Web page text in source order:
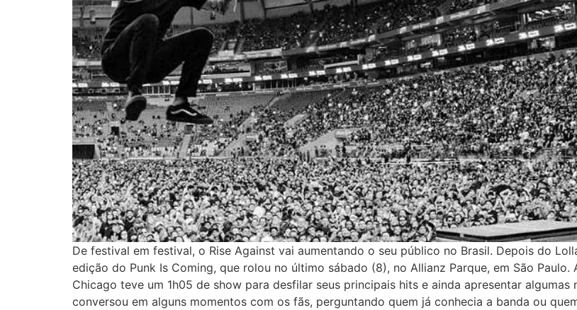
De festival em festival, o Rise Against vai aumentando o seu público no Brasil. Depois do
edição do Punk Is Coming, que rolou no último sábado (8), no Allianz Parque, em São
Chicago teve um 1h05 de show para desfilar seus principais hits e ainda apresentar
conversou em alguns momentos com os fãs, perguntando quem já conhecia a banda ou